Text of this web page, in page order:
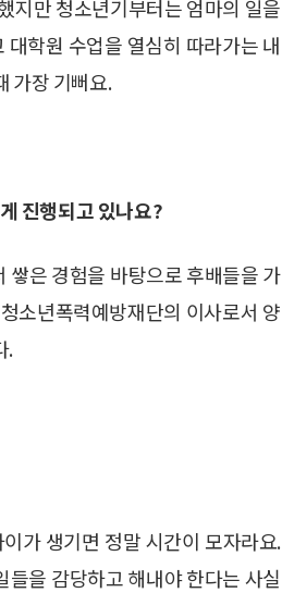
지만 청소년기부터는 엄마의 일을
학원 수업을 열심히 따라가는 내
가장 기뻐요.
진행되고 있나요?
쌓은 경험을 바탕으로 후배들을 가
소년폭력예방재단의 이사로서 양
.
가 생기면 정말 시간이 모자라요.
을 감당하고 해내야 한다는 사실